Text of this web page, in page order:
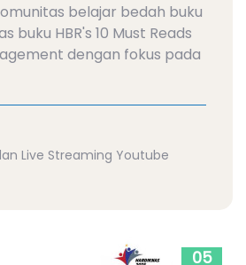
belajar bedah buku
buku HBR's 10 Must Reads
dengan fokus pada
Live Streaming Youtube
05